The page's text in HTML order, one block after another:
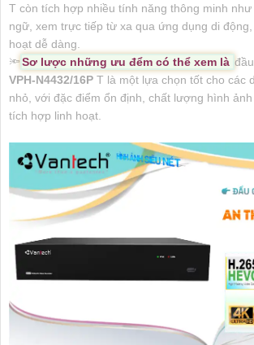
T còn tích hợp nhiều tính năng thông minh như
ngữ, xem trực tiếp từ xa qua ứng dụng di
hoạt dễ dàng.
🔦Sơ lược những ưu đểm có thể xem là
VPH-N4432/16P T là một lựa chọn tốt cho các
nhỏ, với đặc điểm ổn định, chất lượng hình
tích hợp linh hoạt.